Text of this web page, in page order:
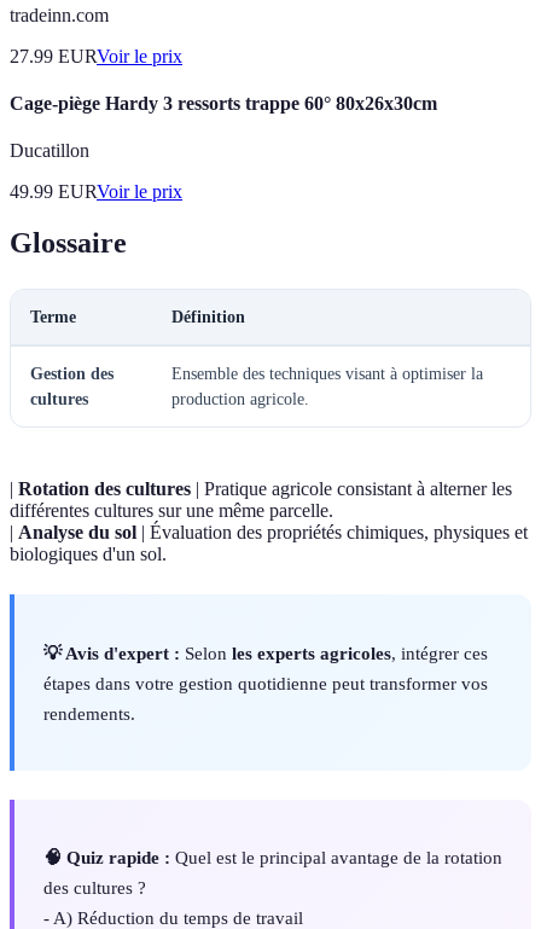
tradeinn.com
27.99 EURVoir le prix
Cage-piège Hardy 3 ressorts trappe 60° 80x26x30cm
Ducatillon
49.99 EURVoir le prix
Glossaire
Terme Définition
Gestion des
cultures
Ensemble des techniques visant à optimiser la
production agricole.
| Rotation des cultures | Pratique agricole consistant à alterner les
différentes cultures sur une même parcelle.
| Analyse du sol | Évaluation des propriétés chimiques, physiques et
biologiques d'un sol.
💡 Avis d'expert : Selon les experts agricoles, intégrer ces
étapes dans votre gestion quotidienne peut transformer vos
rendements.
🧠 Quiz rapide : Quel est le principal avantage de la rotation
des cultures ?
- A) Réduction du temps de travail